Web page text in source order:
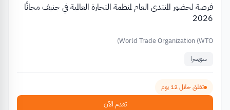
فرصة لحضور المنتدى العام لمنظمة التجارة العالمية في جنيف مجانًا
2026
World Trade Organization (WTO)
سويسرا
تغلق خلال 12 يوم
تقدم الآن